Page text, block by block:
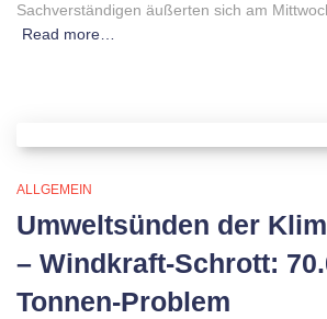
Sachverständigen äußerten sich am
Read more…
ALLGEMEIN
Umweltsünden der
– Windkraft-Schrott:
Tonnen-Problem